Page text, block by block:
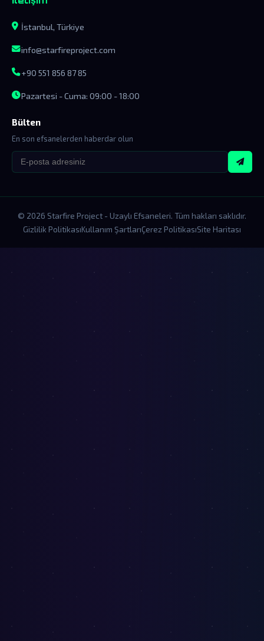
İstanbul, Türkiye
info@starfireproject.com
+90 551 856 87 85
Pazartesi - Cuma: 09:00 - 18:00
Bülten
En son efsanelerden haberdar olun
© 2026 Starfire Project - Uzaylı Efsaneleri. Tüm hakları saklıdır.
Gizlilik PolitikasıKullanım ŞartlarıÇerez PolitikasıSite Haritası